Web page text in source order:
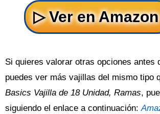
Si quieres valorar otras opciones antes
puedes ver más vajillas del mismo tipo
Basics Vajilla de 18 Unidad, Ramas,
siguiendo el enlace a continuación: